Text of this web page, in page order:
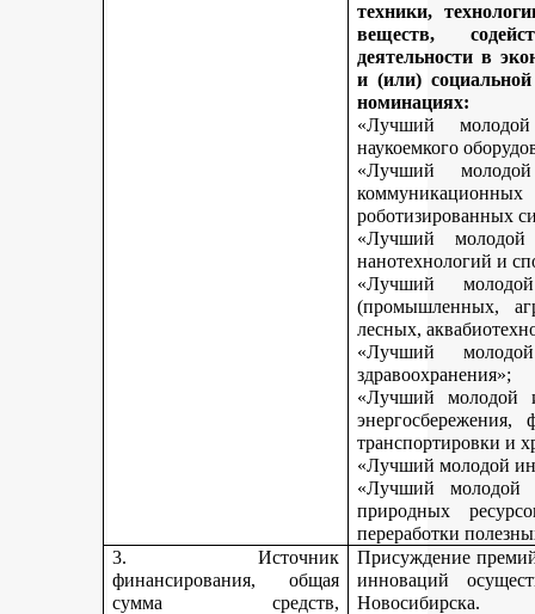
техники,
веществ,
деятельности в
и (или)
номинациях:
«Лучший
наукоемкого
«Лучший
роботизированных
«Лучший
нанотехнологий и
«Лучший
(промышленных,
лесных,
«Лучший
здравоохранения»;
«Лучший молодой
транспортировки и
«Лучший молодой
«Лучший молодой
природных
переработки
3. Источник
финансирования, общая
сумма средств,
Присуждение
инноваций
Новосибирска.